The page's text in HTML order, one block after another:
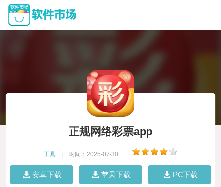
正规网络彩票app
工具 时间：2025-07-30
安卓下载 苹果下载 PC下载